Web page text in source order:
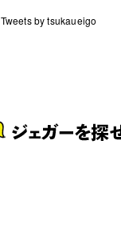
Tweets by tsukaueigo